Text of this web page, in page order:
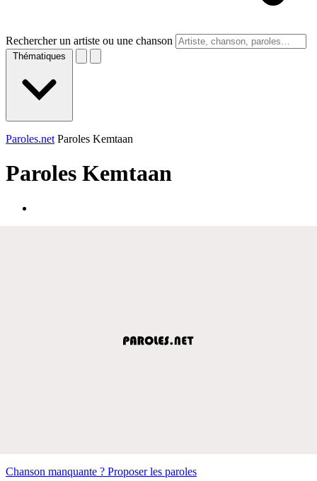
Rechercher un artiste ou une chanson
Thématiques
Paroles.net Paroles Kemtaan
Paroles Kemtaan
Chanson manquante ? Proposer les paroles